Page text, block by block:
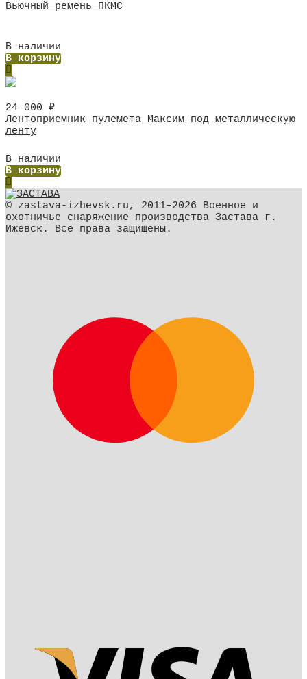
Вьючный ремень ПКМС
В наличии
В корзину
24 000 ₽
Лентоприемник пулемета Максим под металлическую
ленту
В наличии
В корзину
© zastava-izhevsk.ru, 2011–2026 Военное и
охотничье снаряжение производства Застава г.
Ижевск. Все права защищены.